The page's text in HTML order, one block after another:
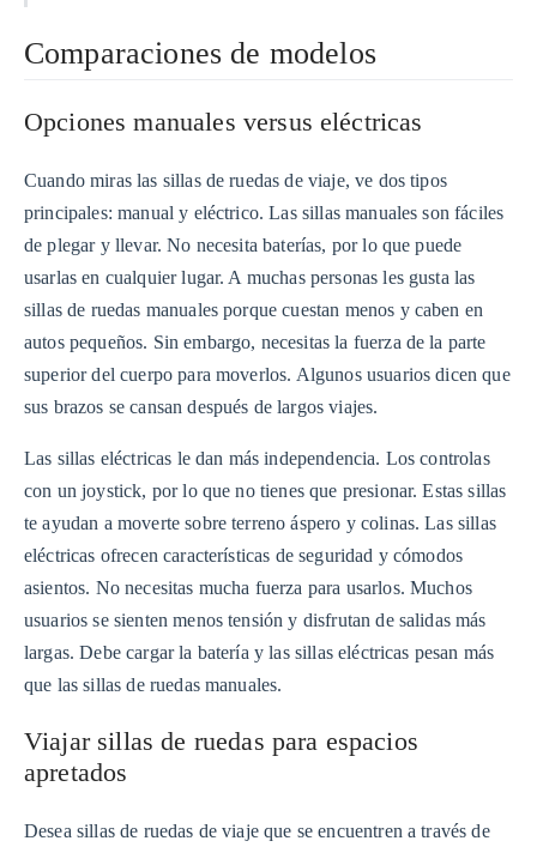
Comparaciones de modelos
Opciones manuales versus eléctricas
Cuando miras las sillas de ruedas de viaje, ve dos tipos
principales: manual y eléctrico. Las sillas manuales son fáciles
de plegar y llevar. No necesita baterías, por lo que puede
usarlas en cualquier lugar. A muchas personas les gusta las
sillas de ruedas manuales porque cuestan menos y caben en
autos pequeños. Sin embargo, necesitas la fuerza de la parte
superior del cuerpo para moverlos. Algunos usuarios dicen que
sus brazos se cansan después de largos viajes.
Las sillas eléctricas le dan más independencia. Los controlas
con un joystick, por lo que no tienes que presionar. Estas sillas
te ayudan a moverte sobre terreno áspero y colinas. Las sillas
eléctricas ofrecen características de seguridad y cómodos
asientos. No necesitas mucha fuerza para usarlos. Muchos
usuarios se sienten menos tensión y disfrutan de salidas más
largas. Debe cargar la batería y las sillas eléctricas pesan más
que las sillas de ruedas manuales.
Viajar sillas de ruedas para espacios
apretados
Desea sillas de ruedas de viaje que se encuentren a través de